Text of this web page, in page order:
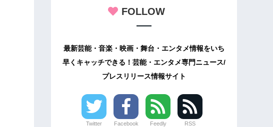
FOLLOW
最新芸能・音楽・映画・舞台・エンタメ情報をいち
早くキャッチできる！芸能・エンタメ専門ニュース/
プレスリリース情報サイト
Twitter Facebook Feedly RSS